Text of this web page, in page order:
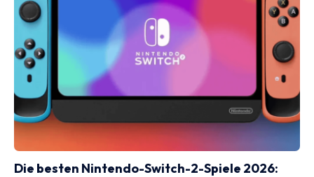
Die besten Nintendo-Switch-2-Spiele 2026: